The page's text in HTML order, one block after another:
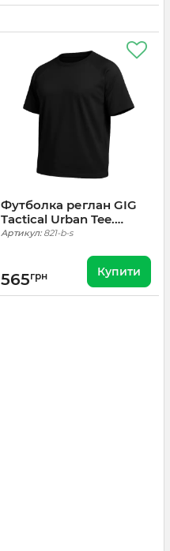
Футболка реглан GIG
Tactical Urban Tee.
Чорний
Артикул:821-b-s
565грн Купити